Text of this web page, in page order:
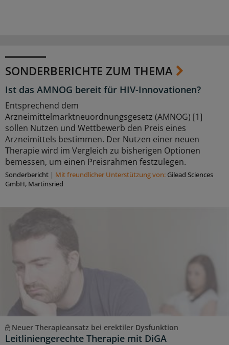
SONDERBERICHTE ZUM THEMA
Ist das AMNOG bereit für HIV-Innovationen?
Entsprechend dem
Arzneimittelmarktneuordnungsgesetz (AMNOG) [1]
sollen Nutzen und Wettbewerb den Preis eines
Arzneimittels bestimmen. Der Nutzen einer neuen
Therapie wird im Vergleich zu bisherigen Optionen
bemessen, um einen Preisrahmen festzulegen.
Sonderbericht | Mit freundlicher Unterstützung von: Gilead Sciences
GmbH, Martinsried
Neuer Therapieansatz bei erektiler Dysfunktion
Leitliniengerechte Therapie mit DiGA